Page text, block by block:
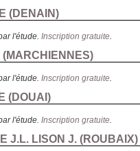
(DENAIN)
l'étude. Inscription gratuite.
(MARCHIENNES)
l'étude. Inscription gratuite.
(DOUAI )
l'étude. Inscription gratuite.
J.L. LISON J. (ROUBAIX)